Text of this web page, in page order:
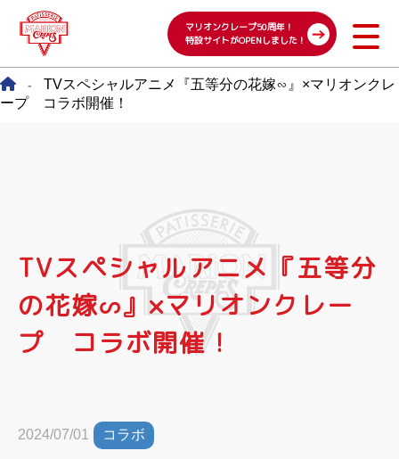
マリオンクレープ50周年！
特設サイトがOPENしました！
-
TVスペシャルアニメ『五等分の花嫁∽』×マリオンクレ
ープ コラボ開催！
TVスペシャルアニメ『五等分
の花嫁∽』×マリオンクレー
プ コラボ開催！
2024/07/01 コラボ